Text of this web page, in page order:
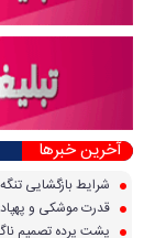
آخرین خبرها
شرایط بازگشایی
قدرت موشکی و
پشت پرده تصمیم